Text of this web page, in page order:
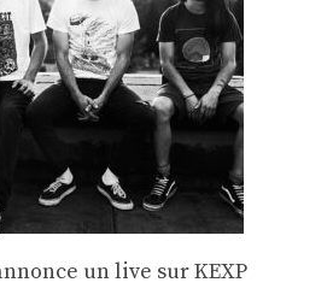
un live sur KEXP